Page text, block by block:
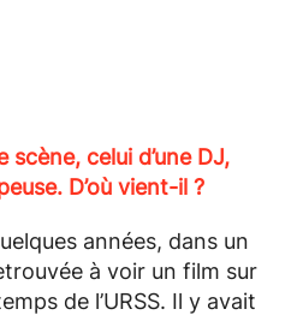
celui d’une DJ,
D’où vient-il ?
années, dans un
à voir un film sur
de l’URSS. Il y avait